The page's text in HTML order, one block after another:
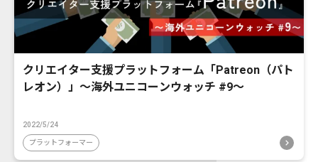
クリエイター支援プラットフォーム「Patreon（パト
レオン）」〜海外ユニコーンウォッチ #9〜
2022/5/24
プラットフォーマー